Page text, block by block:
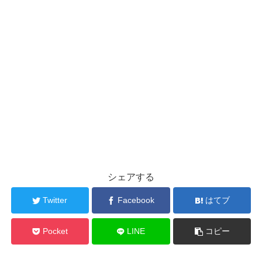
シェアする
Twitter Facebook はてブ
Pocket LINE コピー